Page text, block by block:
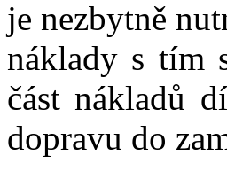
je nezbytně
náklady s tím
část nákladů
dopravu do